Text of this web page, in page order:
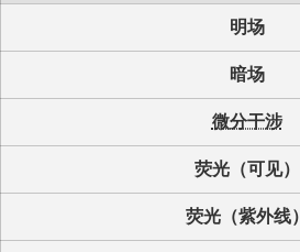
明场
暗场
微分干涉
荧光（可见）
荧光（紫外线）